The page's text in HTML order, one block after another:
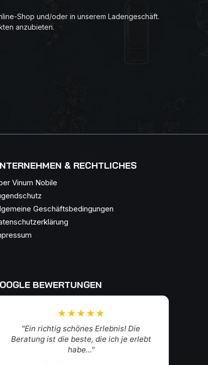
Shop und/oder in unserem Ladengeschäft.
anzubieten.
& RECHTLICHES
Vinum Nobile
Geschäftsbedingungen
BEWERTUNGEN
★★★★★
"Ein richtig schönes Erlebnis! Die
Beratung ist die beste, die ich je erlebt
habe..."